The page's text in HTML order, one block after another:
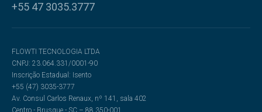
+55 47 3035.3777
FLOWTI TECNOLOGIA LTDA
CNPJ: 23.064.331/0001-90
Inscrição Estadual: Isento
+55 (47) 3035-3777
Av. Consul Carlos Renaux, nº 141, sala 402
Centro - Brusque - SC – 88.350-001